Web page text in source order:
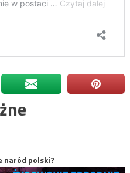
naród polski?